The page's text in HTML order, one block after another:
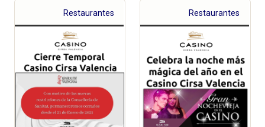
Restaurantes Restaurantes